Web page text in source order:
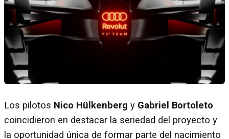
Los pilotos Nico Hülkenberg y Gabriel Bortoleto
coincidieron en destacar la seriedad del proyecto y
la oportunidad única de formar parte del nacimiento